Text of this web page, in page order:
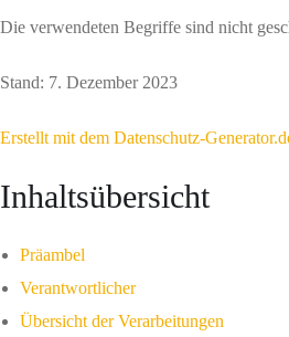
Die verwendeten Begriffe sind nicht
Stand: 7. Dezember 2023
Erstellt mit dem Datenschutz-
Inhaltsübersicht
Präambel
Verantwortlicher
Übersicht der Verarbeitungen